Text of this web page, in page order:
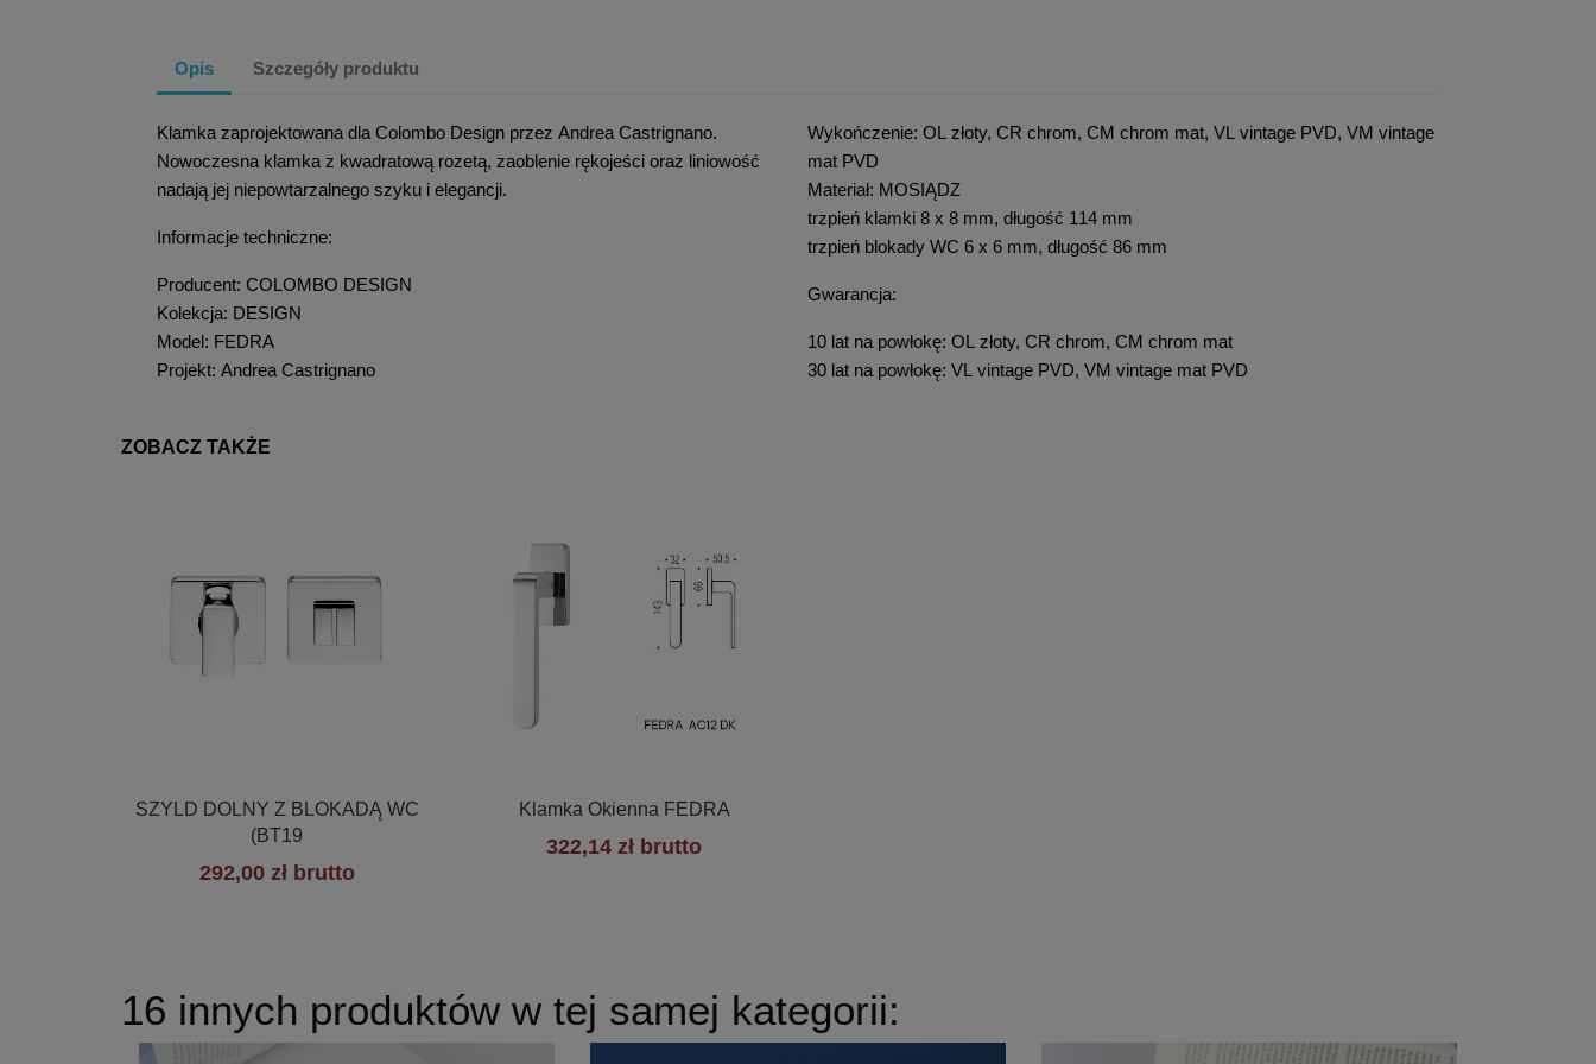
Opis Szczegóły produktu
Klamka zaprojektowana dla Colombo Design przez Andrea Castrignano.
Nowoczesna klamka z kwadratową rozetą, zaoblenie rękojeści oraz liniowość
nadają jej niepowtarzalnego szyku i elegancji.
Informacje techniczne:
Producent: COLOMBO DESIGN
Kolekcja: DESIGN
Model: FEDRA
Projekt: Andrea Castrignano
Wykończenie: OL złoty, CR chrom, CM chrom mat, VL vintage PVD, VM vintage
mat PVD
Materiał: MOSIĄDZ
trzpień klamki 8 x 8 mm, długość 114 mm
trzpień blokady WC 6 x 6 mm, długość 86 mm
Gwarancja:
10 lat na powłokę: OL złoty, CR chrom, CM chrom mat
30 lat na powłokę: VL vintage PVD, VM vintage mat PVD
ZOBACZ TAKŻE
Szybki podgląd
SZYLD DOLNY Z BLOKADĄ WC
(BT19
292,00 zł brutto
Szybki podgląd
Klamka Okienna FEDRA
322,14 zł brutto
16 innych produktów w tej samej kategorii: